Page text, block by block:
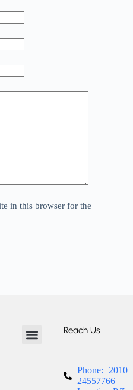
in this browser for the
Reach Us
Phone:+2010
24557766